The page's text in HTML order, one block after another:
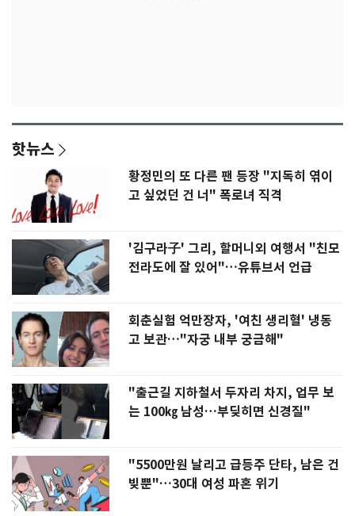
핫뉴스
황정민의 또 다른 팬 등장 "지독히 엮이
고 싶었던 건 너" 폭로녀 직격
'김구라子' 그리, 할머니외 여행서 "친모
전라도에 잘 있어"…유튜브서 언급
회춘실험 억만장자, '여친 생리혈' 냉동
고 보관…"자궁 내부 궁금해"
"출근길 지하철서 두자리 차지, 업무 보
는 100㎏ 남성…부딪히면 신경질"
"5500만원 날리고 급등주 단타, 남은 건
빚뿐"…30대 여성 파혼 위기